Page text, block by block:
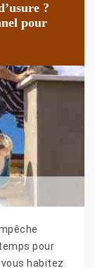
?
pour
pour
habitez